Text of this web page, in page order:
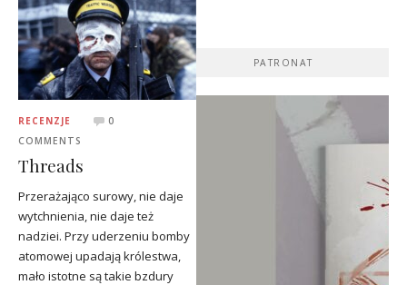
RECENZJE
0
COMMENTS
Threads
Przerażająco surowy, nie daje
wytchnienia, nie daje też
nadziei. Przy uderzeniu bomby
atomowej upadają królestwa,
mało istotne są takie bzdury
PATRONAT